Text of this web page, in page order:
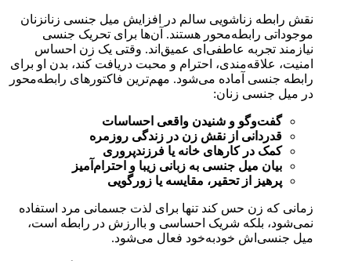
نقش رابطه زناشویی سالم در افزایش میل جنسی زنانزنان
موجوداتی رابطه‌محور هستند. آن‌ها برای تحریک جنسی
نیازمند تجربه عاطفی‌ای عمیق‌اند. وقتی یک زن احساس
امنیت، علاقه‌مندی، احترام و محبت دریافت کند، بدن او برای
رابطه جنسی آماده می‌شود. مهم‌ترین فاکتورهای رابطه‌محور
در میل جنسی زنان:
گفت‌وگو و شنیدن واقعی احساسات
قدردانی از نقش زن در زندگی روزمره
کمک در کارهای خانه یا فرزندپروری
بیان میل جنسی به زبانی زیبا و احترام‌آمیز
پرهیز از تحقیر، مقایسه یا زورگویی
زمانی که زن حس کند تنها برای لذت جسمانی مرد استفاده
نمی‌شود، بلکه شریک احساسی و باارزش در رابطه است،
میل جنسی‌اش خودبه‌خود فعال می‌شود.